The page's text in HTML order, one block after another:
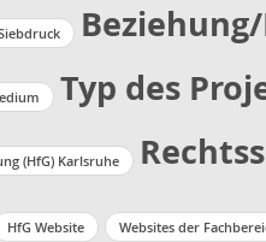
Typ des
(HfG) Karlsruhe
HfG Website Websites der